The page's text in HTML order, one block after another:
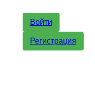
Войти
Регистрация